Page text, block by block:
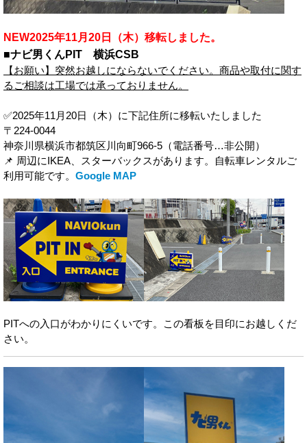
NEW2025年11月20日（木）移転しました。
■ナビ男くんPIT 横浜CSB
【お願い】突然お越しにならないでください。商品や取付に関す
るご相談は工場では承っておりません。
✅2025年11月20日（木）に下記住所に移転いたしました
〒224-0044
神奈川県横浜市都筑区川向町966-5（電話番号…非公開）
📌 周辺にIKEA、スターバックスがあります。自転車レンタルご
利用可能です。 Google MAP
PITへの入口がわかりにくいです。この看板を目印にお越しくだ
さい。